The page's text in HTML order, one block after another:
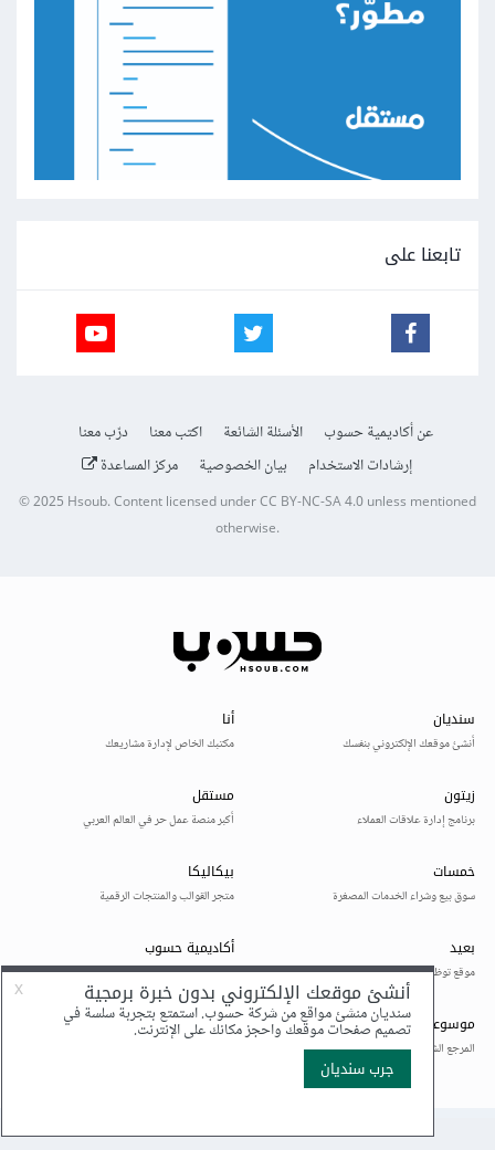
تابعنا على
عن أكاديمية حسوب الأسئلة الشائعة اكتب معنا
درّب معنا
إرشادات الاستخدام
بيان الخصوصية مركز المساعدة
© 2025Hsoub.Content licensed underCC BY-NC-SA 4.0unless mentioned
otherwise.